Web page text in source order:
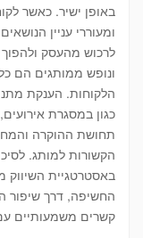
באופן ישיר. כאשר
ומעוררי עניין
לרכוש מהעסק
ונופש ממותגים הם
הלקוחות. הענקת
כגון במסגרת
תחושת ההוקרה
הקשורות למותג.
באסטרטגיית
החשיפה, דרך שיפור
קשרים משמעותיים